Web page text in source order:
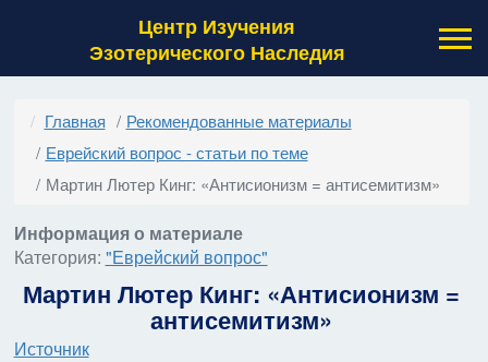
Центр Изучения
Эзотерического Наследия
Главная
Рекомендованные материалы
Еврейский вопрос - статьи по теме
Мартин Лютер Кинг: «Антисионизм = антисемитизм»
Информация о материале
Категория: "Еврейский вопрос"
Мартин Лютер Кинг: «Антисионизм =
антисемитизм»
Источник